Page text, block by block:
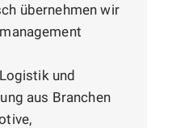
übernehmen wir
und
aus Branchen